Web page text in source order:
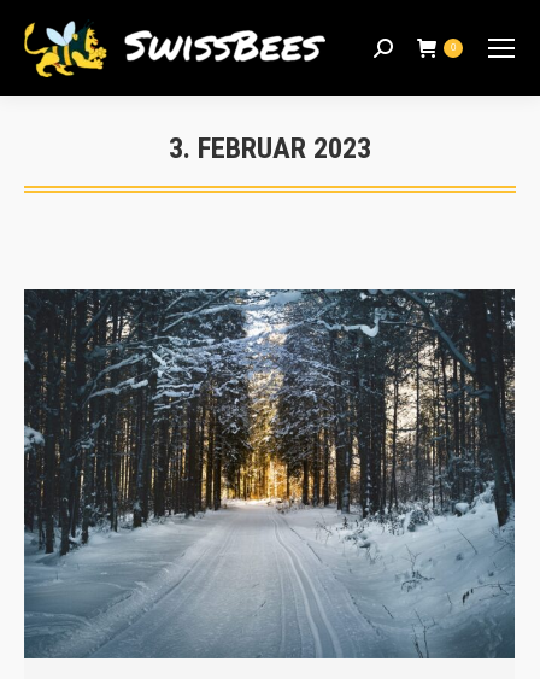
Search: 0
3. FEBRUAR 2023
Sie befinden sich hier: